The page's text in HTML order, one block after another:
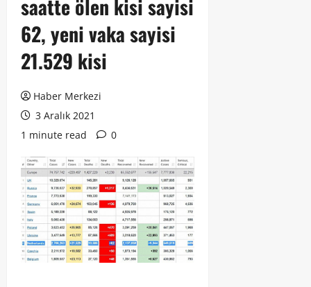
saatte ölen kisi sayisi
62, yeni vaka sayisi
21.529 kisi
Haber Merkezi
3 Aralık 2021
1 minute read
0